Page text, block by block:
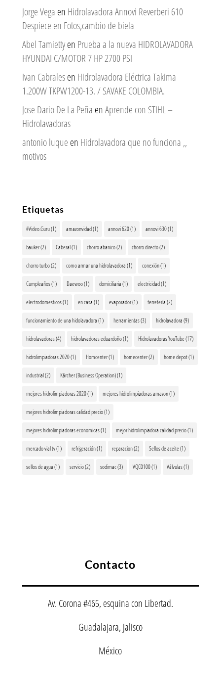
Jorge Vega en Hidrolavadora Annovi Reverberi 610
Despiece en Fotos,cambio de biela
Abel Tamiettyen Prueba a la nueva HIDROLAVADORA
HYUNDAI C/MOTOR 7 HP 2700 PSI
Ivan Cabralesen Hidrolavadora Eléctrica Takima
1.200W TKPW1200-13. / SAVAKE COLOMBIA.
Jose Dario De La Peña enAprende con STIHL –
Hidrolavadoras
antonio luque en Hidrolavadora que no funciona ,,
motivos
Etiquetas
#Video.Guru(1) amazonvidad(1) annovi 620(1) annovi 630(1)
bauker(2) Cabezal(1) chorro abanico(2) chorro directo(2)
chorro turbo(2) como armar una hidrolavadora(1) conexión(1)
Cumpleaños(1) Daewoo(1) domiciliaria(1) electricidad(1)
electrodomesticos(1) en casa(1) evaporador(1) ferretería(2)
funcionamiento de una hidolavadora(1) herramientas(3) hidrolavadora(9)
hidrolavadoras(4) hidrolavadoras eduardoño(1) Hidrolavadoras YouTube(17)
hidrolimpiadoras 2020(1) Homcenter(1) homecenter(2) home depot(1)
industrial(2) Kärcher (Business Operation)(1)
mejores hidrolimpiadoras 2020(1) mejores hidrolimpiadoras amazon(1)
mejores hidrolimpiadoras calidad precio(1)
mejores hidrolimpiadoras economicas(1) mejor hidrolimpiadora calidad precio(1)
mercado vial tv(1) refrigeración(1) reparacion(2) Sellos de aceite(1)
sellos de agua(1) servicio(2) sodimac(3) VQC0100(1) Válvulas(1)
Contacto
Av. Corona #465, esquina con Libertad.
Guadalajara, Jalisco
México